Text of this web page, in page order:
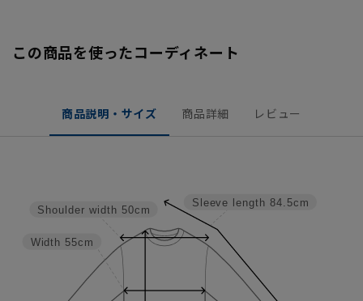
この商品を使ったコーディネート
商品説明・サイズ 商品詳細 レビュー
Sleeve length 84.5cm
Width 55cm
Shoulder width 50cm